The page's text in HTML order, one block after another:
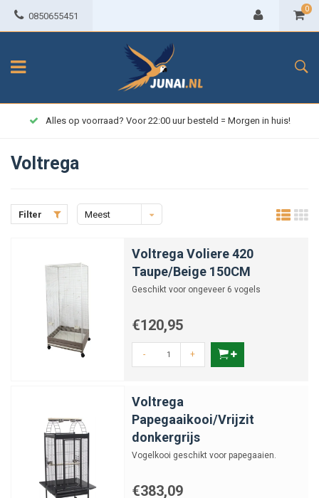
0850655451
0
Alles op voorraad? Voor 22:00 uur besteld = Morgen in huis!
Voltrega
Filter
Meest
Voltrega Voliere 420
Taupe/Beige 150CM
Geschikt voor ongeveer 6 vogels
€120,95
- +
Voltrega
Papegaaikooi/Vrijzit
donkergrijs
Vogelkooi geschikt voor papegaaien.
€383,09